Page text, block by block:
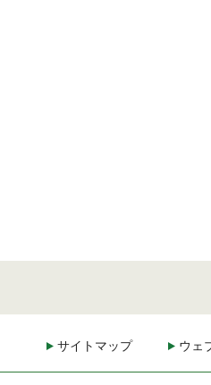
サイトマップ ウェ